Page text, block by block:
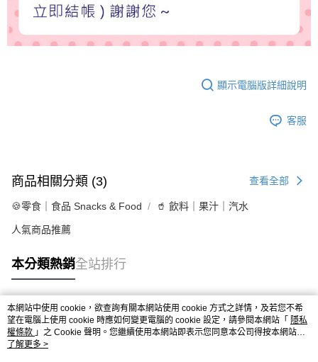
顯示電腦版詳細說明
客服
商品相關分類 (3) 查看全部
🍪零食｜食品 Snacks & Food 🥤 飲料｜果汁｜汽水
人氣商品推薦
本分類熱銷全站排行
熱門標籤
本網站中使用 cookie，欲查詢有關本網站使用 cookie 方式之詳情，及若您不希
望在電腦上使用 cookie 時應如何變更電腦的 cookie 設定，請參閱本網站「 隱私
權條款 」之 Cookie 聲明。您繼續使用本網站即表示您同意本公司得按本網站使
用條款之 Cookie 聲明使用 cookie。
了解更多 >